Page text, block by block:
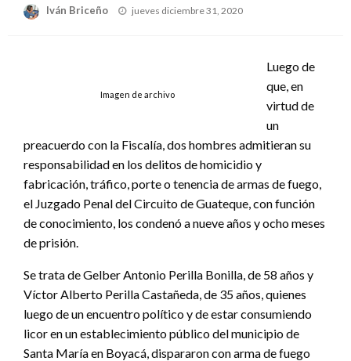
Iván Briceño
Publicado
jueves diciembre 31, 2020
Imagen de archivo
Luego de
que, en
virtud de
un
preacuerdo con la Fiscalía, dos hombres admitieran su
responsabilidad en los delitos de homicidio y
fabricación, tráfico, porte o tenencia de armas de fuego,
el Juzgado Penal del Circuito de Guateque, con función
de conocimiento, los condenó a nueve años y ocho meses
de prisión.
Se trata de Gelber Antonio Perilla Bonilla, de 58 años y
Víctor Alberto Perilla Castañeda, de 35 años, quienes
luego de un encuentro político y de estar consumiendo
licor en un establecimiento público del municipio de
Santa María en Boyacá, dispararon con arma de fuego